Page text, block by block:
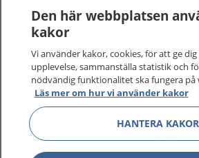
På 1177.se får du råd om hälsa
sjukdomar och vilka mottagningar
Logga in för att läsa din journal och
vårdärenden. Ring telefonnummer
sjukvårdsrådgivning dygnet runt.
1177 ger dig råd när du vill må
Den här webbplatsen
kakor
Vi använder kakor, cookies, för att ge
upplevelse, sammanställa statistik och
nödvändig funktionalitet ska fungera på
Läs mer om hur vi använder kakor
HANTERA KAKOR